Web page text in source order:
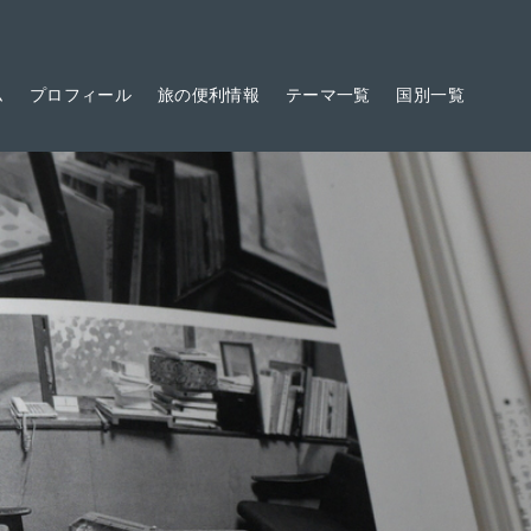
プロフィール 旅の便利情報 テーマ一覧 国別一覧